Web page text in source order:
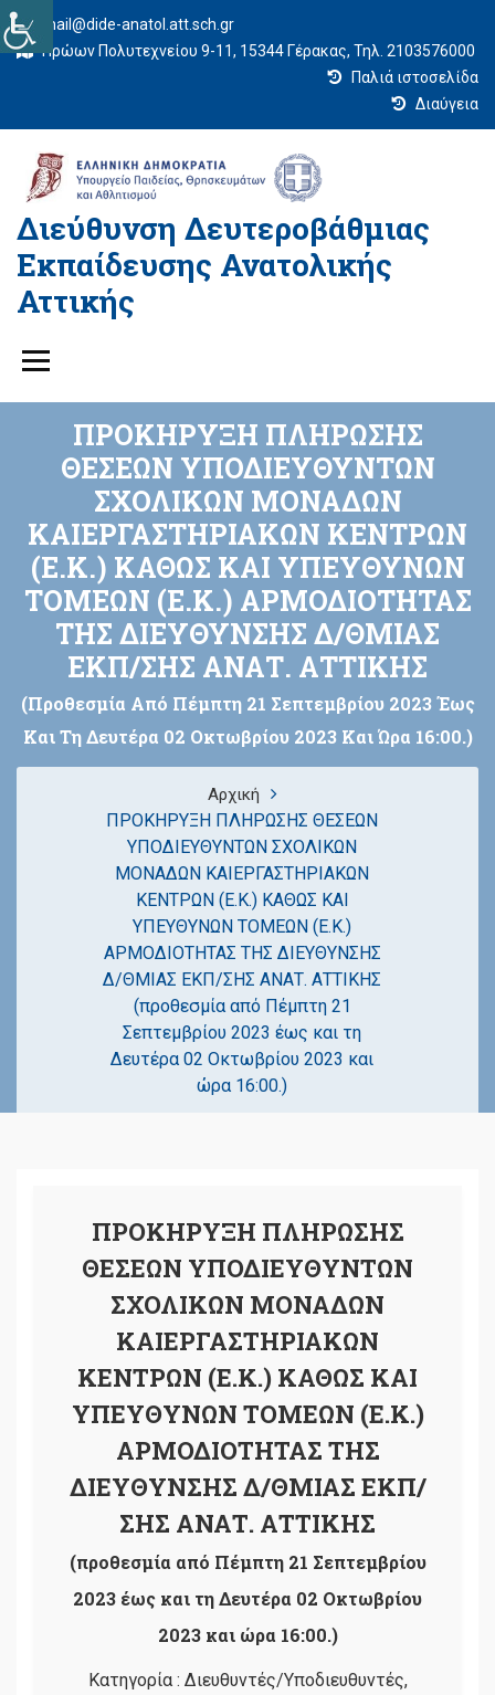
mail@dide-anatol.att.sch.gr
Ηρώων Πολυτεχνείου 9-11, 15344 Γέρακας, Τηλ. 2103576000
Παλιά ιστοσελίδα
Διαύγεια
Διεύθυνση Δευτεροβάθμιας
Εκπαίδευσης Ανατολικής
Αττικής
ΠΡΟΚΗΡΥΞΗ ΠΛΗΡΩΣΗΣ
ΘΕΣΕΩΝ ΥΠΟΔΙΕΥΘΥΝΤΩΝ
ΣΧΟΛΙΚΩΝ ΜΟΝΑΔΩΝ
ΚΑΙΕΡΓΑΣΤΗΡΙΑΚΩΝ ΚΕΝΤΡΩΝ
(Ε.Κ.) ΚΑΘΩΣ ΚΑΙ ΥΠΕΥΘΥΝΩΝ
ΤΟΜΕΩΝ (Ε.Κ.) ΑΡΜΟΔΙΟΤΗΤΑΣ
ΤΗΣ ΔΙΕΥΘΥΝΣΗΣ Δ/ΘΜΙΑΣ
ΕΚΠ/ΣΗΣ ΑΝΑΤ. ΑΤΤΙΚΗΣ
(προθεσμία Από Πέμπτη 21 Σεπτεμβρίου 2023 Έως
Και Τη Δευτέρα 02 Οκτωβρίου 2023 Και Ώρα 16:00.)
Αρχική
ΠΡΟΚΗΡΥΞΗ ΠΛΗΡΩΣΗΣ ΘΕΣΕΩΝ
ΥΠΟΔΙΕΥΘΥΝΤΩΝ ΣΧΟΛΙΚΩΝ
ΜΟΝΑΔΩΝ ΚΑΙΕΡΓΑΣΤΗΡΙΑΚΩΝ
ΚΕΝΤΡΩΝ (Ε.Κ.) ΚΑΘΩΣ ΚΑΙ
ΥΠΕΥΘΥΝΩΝ ΤΟΜΕΩΝ (Ε.Κ.)
ΑΡΜΟΔΙΟΤΗΤΑΣ ΤΗΣ ΔΙΕΥΘΥΝΣΗΣ
Δ/ΘΜΙΑΣ ΕΚΠ/ΣΗΣ ΑΝΑΤ. ΑΤΤΙΚΗΣ
(προθεσμία από Πέμπτη 21
Σεπτεμβρίου 2023 έως και τη
Δευτέρα 02 Οκτωβρίου 2023 και
ώρα 16:00.)
ΠΡΟΚΗΡΥΞΗ ΠΛΗΡΩΣΗΣ
ΘΕΣΕΩΝ ΥΠΟΔΙΕΥΘΥΝΤΩΝ
ΣΧΟΛΙΚΩΝ ΜΟΝΑΔΩΝ
ΚΑΙΕΡΓΑΣΤΗΡΙΑΚΩΝ
ΚΕΝΤΡΩΝ (Ε.Κ.) ΚΑΘΩΣ ΚΑΙ
ΥΠΕΥΘΥΝΩΝ ΤΟΜΕΩΝ (Ε.Κ.)
ΑΡΜΟΔΙΟΤΗΤΑΣ ΤΗΣ
ΔΙΕΥΘΥΝΣΗΣ Δ/ΘΜΙΑΣ ΕΚΠ/
ΣΗΣ ΑΝΑΤ. ΑΤΤΙΚΗΣ
(προθεσμία από Πέμπτη 21 Σεπτεμβρίου
2023 έως και τη Δευτέρα 02 Οκτωβρίου
2023 και ώρα 16:00.)
Κατηγορία : Διευθυντές/Υποδιευθυντές,